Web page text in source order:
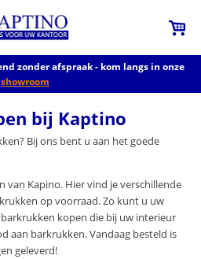
zonder afspraak - kom langs in onze
showroom
bij Kaptino
Bij ons bent u aan het goede
van Kapino. Hier vind je verschillende
op voorraad. Zo kunt u uw
kopen die bij uw interieur
aan barkrukken. Vandaag besteld is
geleverd!